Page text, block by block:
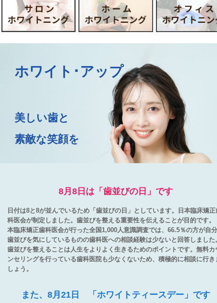
名古屋
ホワイト･アップ
美しい歯と
素敵な笑顔を
8月8日は「歯並びの日」です
日付は8と8が並んでいるため「歯並びの日」としています。日本臨床矯正
科医会が制定しました。歯並びを整える重要性を伝えることが目的です。
本臨床矯正歯科医会が行った全国1,000人意識調査では、66.5％の方が自
歯並びを気にしているものの歯科医への相談経験は少ないと回答しました
歯並びを整えることは人生をよりよく生きるためのポイントです。無料カ
ンセリングを行っている歯科医院も少なくないため、積極的に相談に行き
しょう。
また、8月21日 「ホワイトティースデー」です